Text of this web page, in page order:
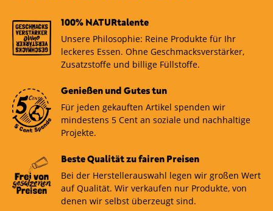
100% NATURtalente
Unsere Philosophie: Reine Produkte für Ihr
leckeres Essen. Ohne Geschmacksverstärker,
Zusatzstoffe und billige Füllstoffe.
Genießen und Gutes tun
Für jeden gekauften Artikel spenden wir
mindestens 5 Cent an soziale und nachhaltige
Projekte.
Beste Qualität zu fairen Preisen
Bei der Herstellerauswahl legen wir großen Wert
auf Qualität. Wir verkaufen nur Produkte, von
denen wir selbst überzeugt sind.